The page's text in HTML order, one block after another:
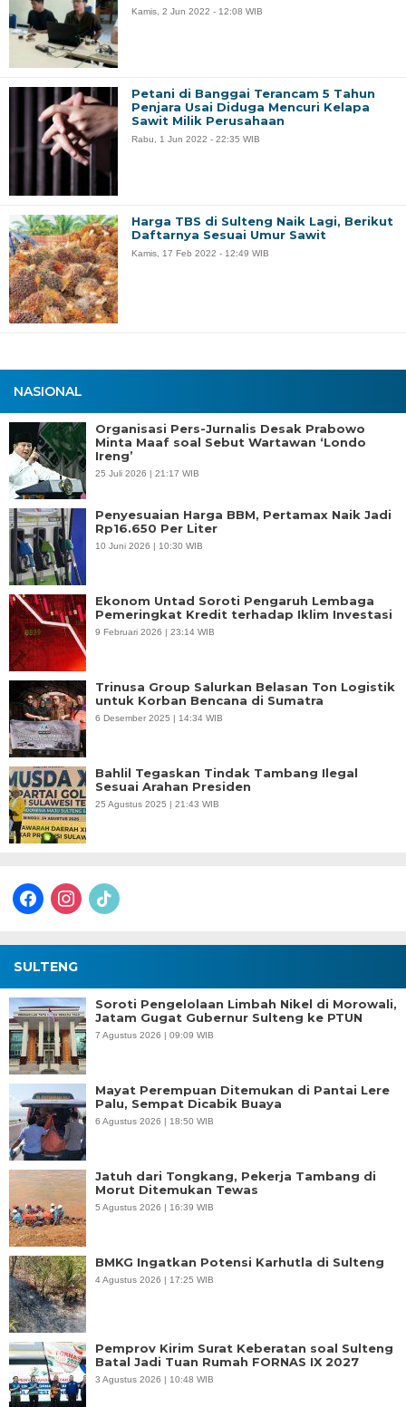
NASIONAL
Organisasi Pers-Jurnalis Desak Prabowo
Minta Maaf soal Sebut Wartawan ‘Londo
Ireng’
25 Juli 2026 | 21:17 WIB
Penyesuaian Harga BBM, Pertamax Naik Jadi
Rp16.650 Per Liter
10 Juni 2026 | 10:30 WIB
Ekonom Untad Soroti Pengaruh Lembaga
Pemeringkat Kredit terhadap Iklim Investasi
9 Februari 2026 | 23:14 WIB
Trinusa Group Salurkan Belasan Ton Logistik
untuk Korban Bencana di Sumatra
6 Desember 2025 | 14:34 WIB
Bahlil Tegaskan Tindak Tambang Ilegal
Sesuai Arahan Presiden
25 Agustus 2025 | 21:43 WIB
facebookinstagram
tiktok
Kamis, 2 Jun 2022 - 12:08 WIB
Petani di Banggai Terancam 5 Tahun
Penjara Usai Diduga Mencuri Kelapa
Sawit Milik Perusahaan
Rabu, 1 Jun 2022 - 22:35 WIB
Harga TBS di Sulteng Naik Lagi, Berikut
Daftarnya Sesuai Umur Sawit
Kamis, 17 Feb 2022 - 12:49 WIB
SULTENG
Soroti Pengelolaan Limbah Nikel di Morowali,
Jatam Gugat Gubernur Sulteng ke PTUN
7 Agustus 2026 | 09:09 WIB
Mayat Perempuan Ditemukan di Pantai Lere
Palu, Sempat Dicabik Buaya
6 Agustus 2026 | 18:50 WIB
Jatuh dari Tongkang, Pekerja Tambang di
Morut Ditemukan Tewas
5 Agustus 2026 | 16:39 WIB
BMKG Ingatkan Potensi Karhutla di Sulteng
4 Agustus 2026 | 17:25 WIB
Pemprov Kirim Surat Keberatan soal Sulteng
Batal Jadi Tuan Rumah FORNAS IX 2027
3 Agustus 2026 | 10:48 WIB